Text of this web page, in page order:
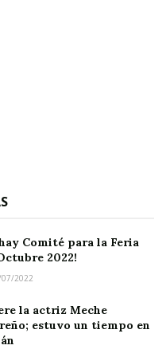
de la Sec. Fed. Revolución en
anteayer,
de sus
hay Comité para la Feria
2022!
2022
la actriz Meche
estuvo un tiempo en